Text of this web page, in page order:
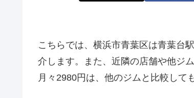
こちらでは、横浜市青葉区は青葉台
介します。また、近隣の店舗や他ジ
月々2980円は、他のジムと比較して